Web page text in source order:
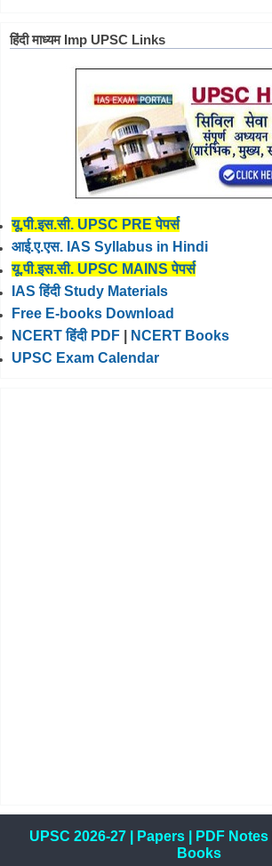
हिंदी माध्यम Imp UPSC Links
यू.पी.इस.सी. UPSC PRE पेपर्स
आई.ए.एस. IAS Syllabus in Hindi
यू.पी.इस.सी. UPSC MAINS पेपर्स
IAS हिंदी Study Materials
Free E-books Download
NCERT हिंदी PDF
NCERT Books
UPSC Exam Calendar
UPSC 2026-27| Papers| PDF Notes|
Books